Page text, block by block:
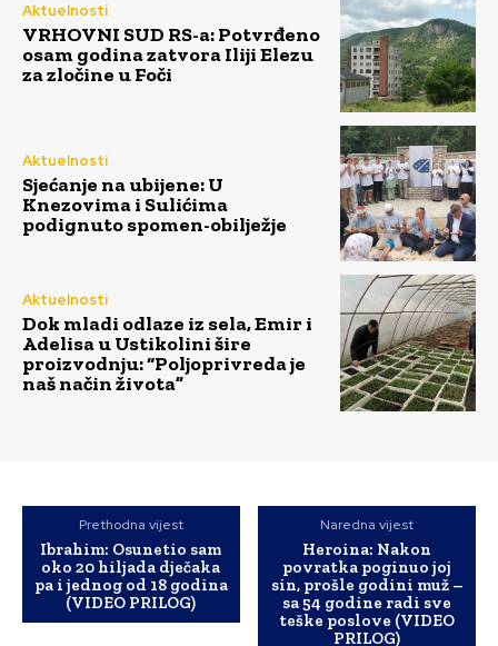
Aktuelnosti
VRHOVNI SUD RS-a: Potvrđeno
osam godina zatvora Iliji Elezu
za zločine u Foči
Aktuelnosti
Sjećanje na ubijene: U
Knezovima i Sulićima
podignuto spomen-obilježje
Aktuelnosti
Dok mladi odlaze iz sela, Emir i
Adelisa u Ustikolini šire
proizvodnju: “Poljoprivreda je
naš način života”
Prethodna vijest
Ibrahim: Osunetio sam
oko 20 hiljada dječaka
pa i jednog od 18 godina
(VIDEO PRILOG)
Naredna vijest
Heroina: Nakon
povratka poginuo joj
sin, prošle godini muž –
sa 54 godine radi sve
teške poslove (VIDEO
PRILOG)